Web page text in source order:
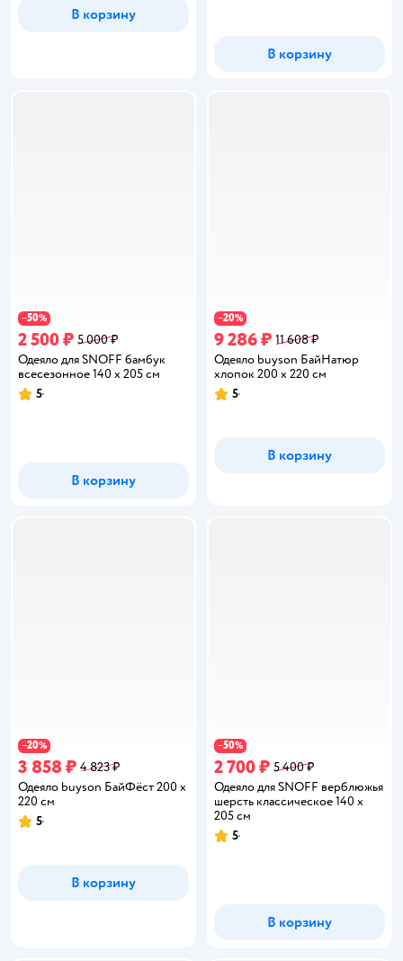
В корзину
В корзину
−50%
2 500 ₽ 5 000 ₽
Одеяло для SNOFF бамбук
всесезонное 140 x 205 см
Рейтинг:
5
В корзину
−20%
9 286 ₽ 11 608 ₽
Одеяло buyson БайНатюр
хлопок 200 x 220 см
Рейтинг:
5
В корзину
−20%
3 858 ₽ 4 823 ₽
Одеяло buyson БайФёст 200 x
220 см
Рейтинг:
5
В корзину
−50%
2 700 ₽ 5 400 ₽
Одеяло для SNOFF верблюжья
шерсть классическое 140 x
205 см
Рейтинг:
5
В корзину